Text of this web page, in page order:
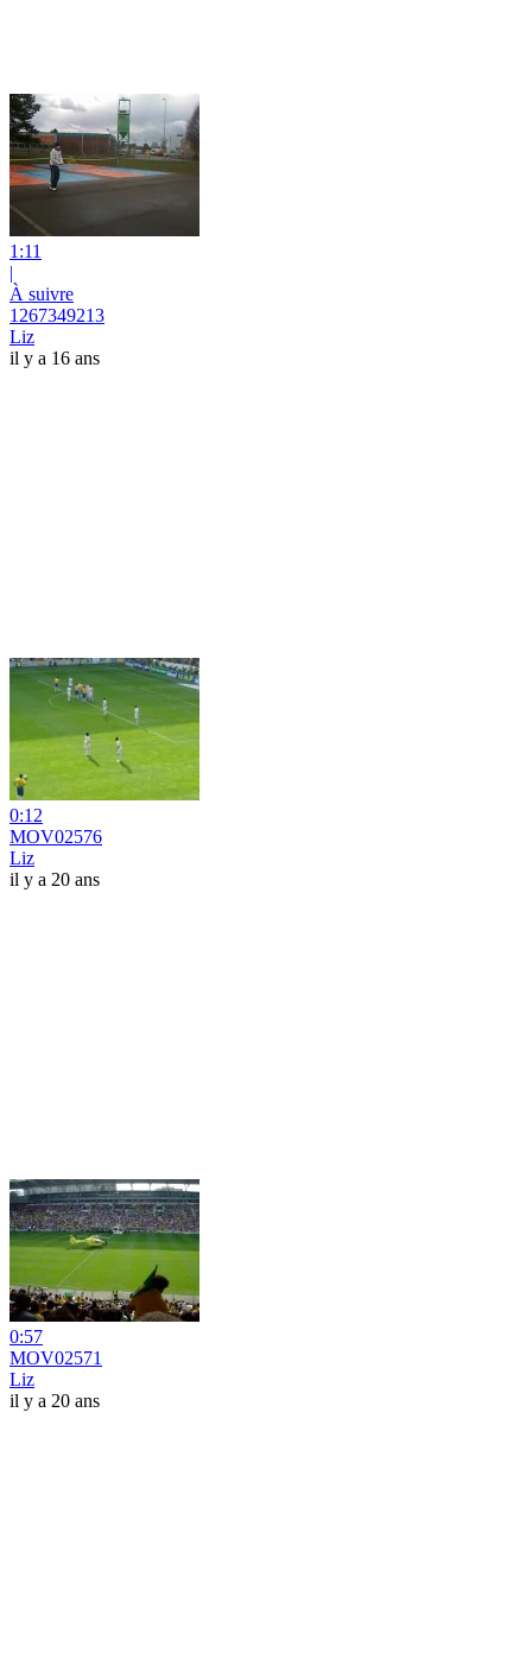
1:11
|
À suivre
1267349213
Liz
il y a 16 ans
0:12
MOV02576
Liz
il y a 20 ans
0:57
MOV02571
Liz
il y a 20 ans